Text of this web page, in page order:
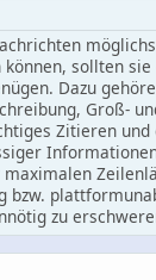
sollten sie
Dazu
Groß-
Zitieren und
bzw.
zu